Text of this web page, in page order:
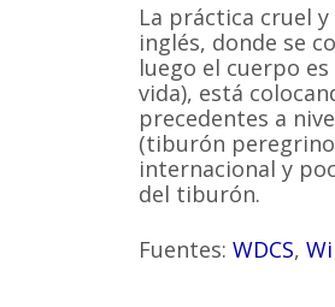
La práctica cruel
inglés, donde se
luego el cuerpo
vida), está
precedentes a
(tiburón
internacional y
del tiburón.
Fuentes:WDCS,
Somos una
lucro que trabaja
cetáceos y sus
Correo: Casilla 19178,
Fono-fax: (56 2) 228 2910